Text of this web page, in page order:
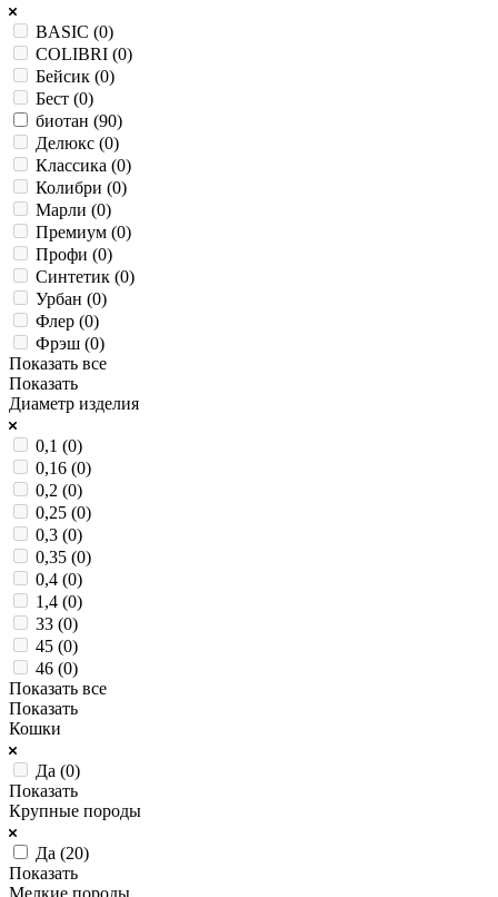
BASIC (0)
COLIBRI (0)
Бейсик (0)
Бест (0)
биотан (90)
Делюкс (0)
Классика (0)
Колибри (0)
Марли (0)
Премиум (0)
Профи (0)
Синтетик (0)
Урбан (0)
Флер (0)
Фрэш (0)
Показать все
Показать
Диаметр изделия
0,1 (0)
0,16 (0)
0,2 (0)
0,25 (0)
0,3 (0)
0,35 (0)
0,4 (0)
1,4 (0)
33 (0)
45 (0)
46 (0)
Показать все
Показать
Кошки
Да (0)
Показать
Крупные породы
Да (20)
Показать
Мелкие породы